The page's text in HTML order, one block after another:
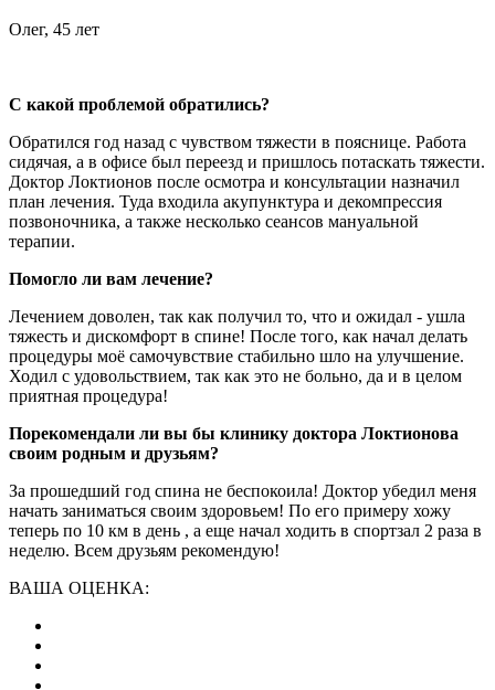
Олег, 45 лет
С какой проблемой обратились?
Обратился год назад с чувством тяжести в пояснице. Работа
сидячая, а в офисе был переезд и пришлось потаскать тяжести.
Доктор Локтионов после осмотра и консультации назначил
план лечения. Туда входила акупунктура и декомпрессия
позвоночника, а также несколько сеансов мануальной
терапии.
Помогло ли вам лечение?
Лечением доволен, так как получил то, что и ожидал - ушла
тяжесть и дискомфорт в спине! После того, как начал делать
процедуры моё самочувствие стабильно шло на улучшение.
Ходил с удовольствием, так как это не больно, да и в целом
приятная процедура!
Порекомендали ли вы бы клинику доктора Локтионова
своим родным и друзьям?
За прошедший год спина не беспокоила! Доктор убедил меня
начать заниматься своим здоровьем! По его примеру хожу
теперь по 10 км в день , а еще начал ходить в спортзал 2 раза в
неделю. Всем друзьям рекомендую!
ВАША ОЦЕНКА: